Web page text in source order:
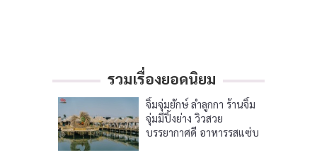
รวมเรื่องยอดนิยม
จิ้มจุ่มยักษ์ ลำลูกกา ร้านจิ้ม
จุ่มมีปิ้งย่าง วิวสวย
บรรยากาศดี อาหารรสแซ่บ